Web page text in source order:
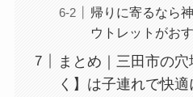
帰りに寄るなら
ウトレットがおす
まとめ｜三田市の
く】は子連れで快適